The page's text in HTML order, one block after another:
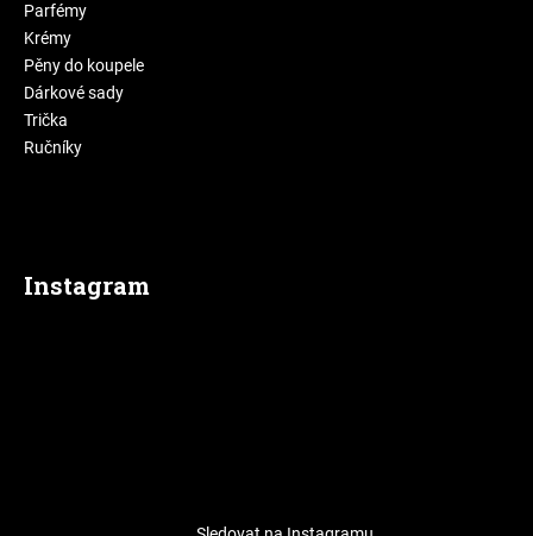
Parfémy
Krémy
Pěny do koupele
Dárkové sady
Trička
Ručníky
Instagram